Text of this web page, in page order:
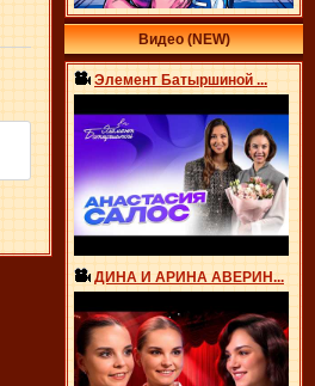
Видео (NEW)
Элемент Батыршиной ...
ДИНА И АРИНА АВЕРИН...